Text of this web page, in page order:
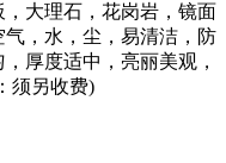
大理石，花岗岩，镜面
，水，尘，易清洁，防
厚度适中，亮丽美观，
须另收费)